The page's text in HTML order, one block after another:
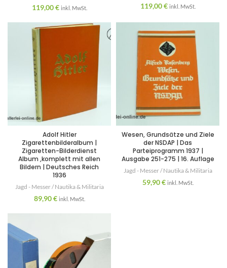
119,00€ inkl. MwSt. 119,00€ inkl. MwSt.
Adolf Hitler
Zigarettenbilderalbum |
Zigaretten-Bilderdienst
Album ,komplett mit allen
Bildern | Deutsches Reich
1936
Jagd - Messer / Nautika & Militaria
89,90€ inkl. MwSt.
Wesen, Grundsätze und Ziele
der NSDAP | Das
Parteiprogramm 1937 |
Ausgabe 251-275 | 16. Auflage
Jagd - Messer / Nautika & Militaria
59,90€ inkl. MwSt.